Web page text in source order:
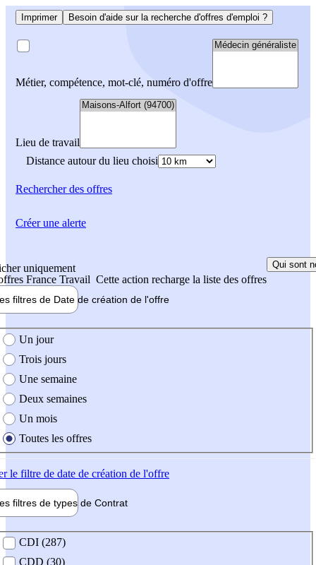
Imprimer Besoin d'aide sur la recherche d'offres d'emploi ?
Métier, compétence, mot-clé, numéro d'offre
Lieu de travail
Distance autour du lieu choisi
Rechercherdes offres
uniquement
France Travail Cette action recharge la liste des offres
Qui sont
filtres de Date de création de l'offre
création de l'offre
Un jour
Trois jours
Une semaine
Deux semaines
Un mois
Toutes les offres
le filtre de date de création de l'offre
filtres de types de Contrat
contrat
CDI (287)
CDD (30)
Créer une alerte